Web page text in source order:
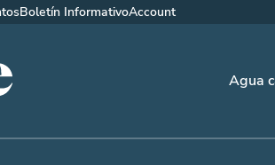
Agua
Boletín InformativoAccount